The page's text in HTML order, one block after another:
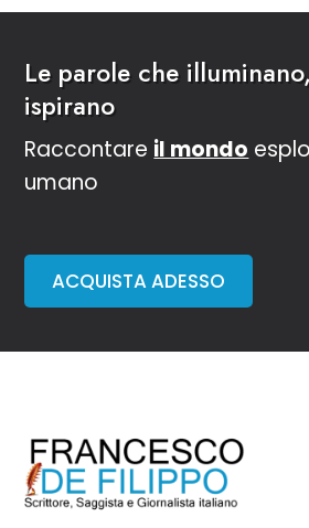
Le parole che
ispirano
Raccontare il mondo
umano
ACQUISTA ADESSO